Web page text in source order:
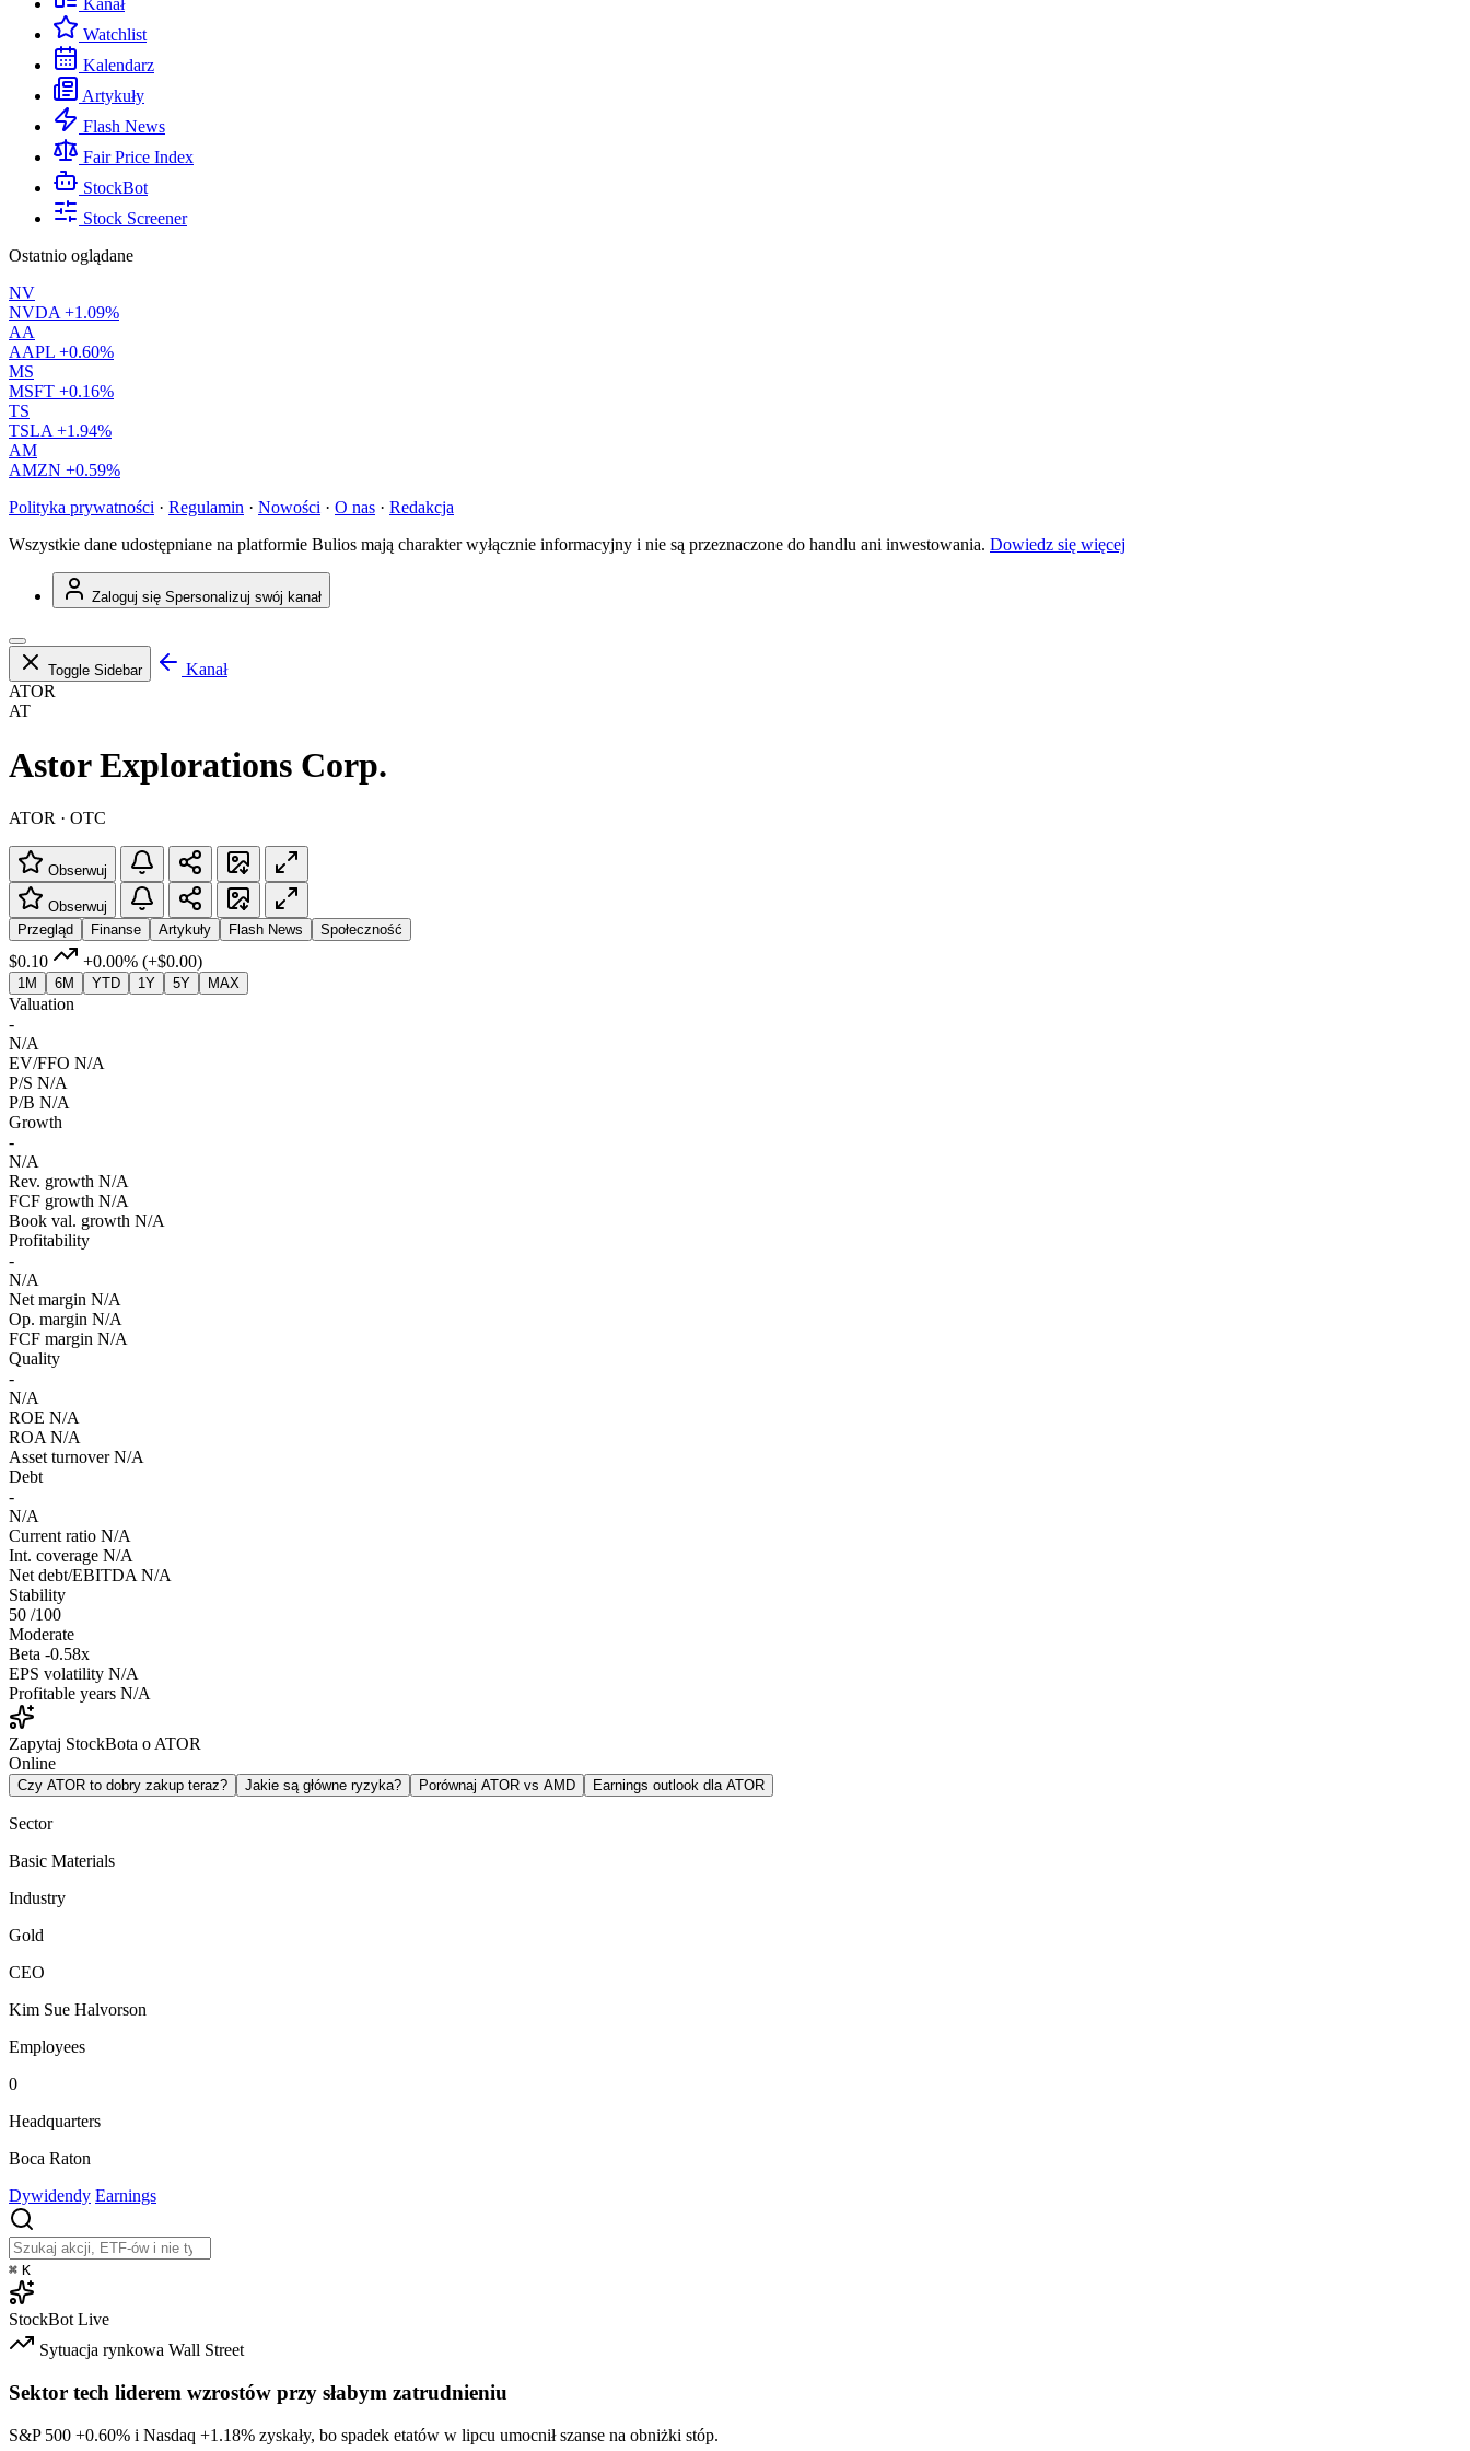
Kanał
Watchlist
Kalendarz
Artykuły
Flash News
Fair Price Index
StockBot
Stock Screener
Ostatnio oglądane
NV
NVDA +1.09%
AA
AAPL +0.60%
MS
MSFT +0.16%
TS
TSLA +1.94%
AM
AMZN +0.59%
Polityka prywatności · Regulamin · Nowości · O nas · Redakcja
Wszystkie dane udostępniane na platformie Bulios mają charakter wyłącznie informacyjny i nie są przeznaczone do handlu ani inwestowania. Dowiedz się więcej
Zaloguj się Spersonalizuj swój kanał
Toggle Sidebar
Kanał
ATOR
AT
Astor Explorations Corp.
ATOR · OTC
Obserwuj
Obserwuj
Przegląd
Finanse Artykuły Flash News Społeczność
$0.10 +0.00% (+$0.00)
1M 6M YTD 1Y 5Y MAX
Valuation
-
N/A
EV/FFO N/A
P/S N/A
P/B N/A
Growth
-
N/A
Rev. growth N/A
FCF growth N/A
Book val. growth N/A
Profitability
-
N/A
Net margin N/A
Op. margin N/A
FCF margin N/A
Quality
-
N/A
ROE N/A
ROA N/A
Asset turnover N/A
Debt
-
N/A
Current ratio N/A
Int. coverage N/A
Net debt/EBITDA N/A
Stability
50 /100
Moderate
Beta -0.58x
EPS volatility N/A
Profitable years N/A
Zapytaj StockBota o ATOR
Online
Czy ATOR to dobry zakup teraz? Jakie są główne ryzyka? Porównaj ATOR vs AMD Earnings outlook dla ATOR
Sector
Basic Materials
Industry
Gold
CEO
Kim Sue Halvorson
Employees
0
Headquarters
Boca Raton
Dywidendy Earnings
⌘ K
StockBot Live
Sytuacja rynkowa Wall Street
Sektor tech liderem wzrostów przy słabym zatrudnieniu
S&P 500 +0.60% i Nasdaq +1.18% zyskały, bo spadek etatów w lipcu umocnił szanse na obniżki stóp.